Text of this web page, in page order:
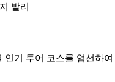
발리
인기 투어 코스를 엄선하여